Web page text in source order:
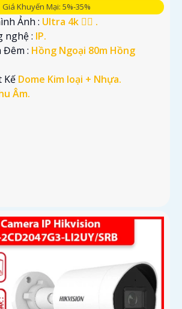
Giá Khuyến Mại: 5%-35%
Ảnh : Ultra 4k 👍🏾 .
nghệ : IP.
Đêm : Hồng Ngoại 80m Hồng
Kế Dome Kim loại + Nhựa.
Âm.